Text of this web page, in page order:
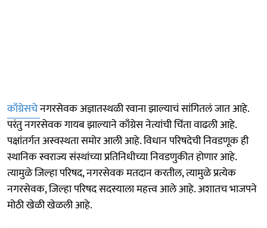
काँग्रेसचेनगरसेवक अज्ञातस्थळी रवाना झाल्याचं सांगितलं जात आहे.
परंतु नगरसेवक गायब झाल्याने काँग्रेस नेत्यांची चिंता वाढली आहे.
पक्षांतर्गत अस्वस्थता समोर आली आहे. विधान परिषदेची निवडणूक ही
स्थानिक स्वराज्य संस्थांच्या प्रतिनिधीच्या निवडणुकीत होणार आहे.
त्यामुळे जिल्हा परिषद, नगरसेवक मतदान करतील, त्यामुळे प्रत्येक
नगरसेवक, जिल्हा परिषद सदस्याला महत्त्व आले आहे. अशातच भाजपने
मोठी खेळी खेळली आहे.